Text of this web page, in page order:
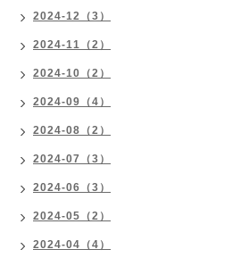
2024-12（3）
2024-11（2）
2024-10（2）
2024-09（4）
2024-08（2）
2024-07（3）
2024-06（3）
2024-05（2）
2024-04（4）